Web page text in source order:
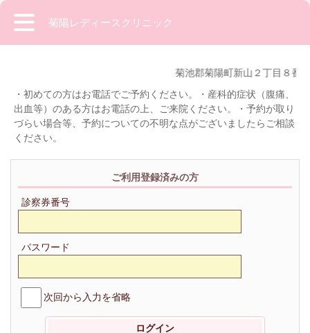
菊陽レディースクリニック
菊池郡菊陽町新山２丁目８番
・初めての方はお電話でご予約ください。・産科的症状（腹痛、
出血等）のある方はお電話の上、ご来院ください。・予約が取り
づらい場合等、予約についての不明な点がございましたらご相談
ください。
ご利用登録済みの方
診察券番号
パスワード
次回から入力を省略